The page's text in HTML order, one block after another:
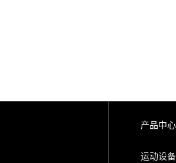
产品中心
运动设备